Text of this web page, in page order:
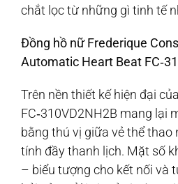
chắt lọc từ những gì tinh tế
Đồng hồ nữ Frederique
Automatic Heart Beat
Trên nền thiết kế hiện đại
FC‑310VD2NH2B mang lại
bằng thú vị giữa vẻ thể thao
tính đầy thanh lịch. Mặt số
– biểu tượng cho kết nối và